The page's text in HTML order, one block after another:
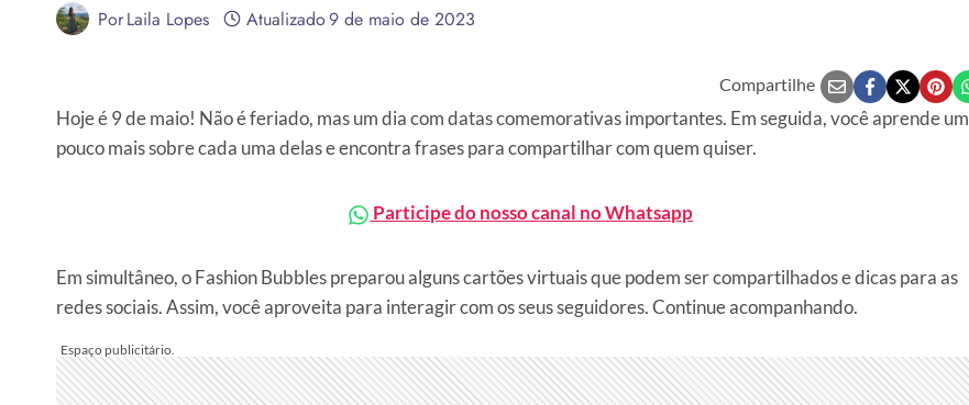
PorLaila Lopes Atualizado9 de maio de 2023
Compartilhe
Hoje é 9 de maio! Não é feriado, mas um dia com datas comemorativas importantes. Em seguida, você aprende um
pouco mais sobre cada uma delas e encontra frases para compartilhar com quem quiser.
Participe do nosso canal no Whatsapp
Em simultâneo, o Fashion Bubbles preparou alguns cartões virtuais que podem ser compartilhados e dicas para as
redes sociais. Assim, você aproveita para interagir com os seus seguidores. Continue acompanhando.